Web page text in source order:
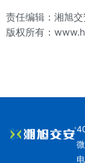
责任编辑：湘旭
版权所有：